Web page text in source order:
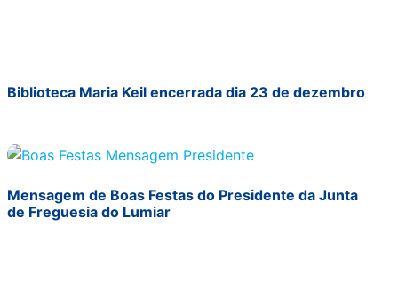
Biblioteca Maria Keil encerrada dia 23 de dezembro
Mensagem de Boas Festas do Presidente da Junta
de Freguesia do Lumiar